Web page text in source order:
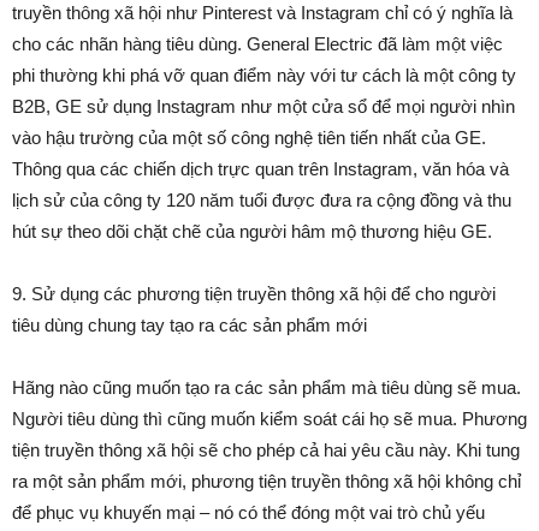
truyền thông xã hội như Pinterest và Instagram chỉ có ý nghĩa là
cho các nhãn hàng tiêu dùng. General Electric đã làm một việc
phi thường khi phá vỡ quan điểm này với tư cách là một công ty
B2B, GE sử dụng Instagram như một cửa sổ để mọi người nhìn
vào hậu trường của một số công nghệ tiên tiến nhất của GE.
Thông qua các chiến dịch trực quan trên Instagram, văn hóa và
lịch sử của công ty 120 năm tuổi được đưa ra cộng đồng và thu
hút sự theo dõi chặt chẽ của người hâm mộ thương hiệu GE.
9. Sử dụng các phương tiện truyền thông xã hội để cho người
tiêu dùng chung tay tạo ra các sản phẩm mới
Hãng nào cũng muốn tạo ra các sản phẩm mà tiêu dùng sẽ mua.
Người tiêu dùng thì cũng muốn kiểm soát cái họ sẽ mua. Phương
tiện truyền thông xã hội sẽ cho phép cả hai yêu cầu này. Khi tung
ra một sản phẩm mới, phương tiện truyền thông xã hội không chỉ
để phục vụ khuyến mại – nó có thể đóng một vai trò chủ yếu